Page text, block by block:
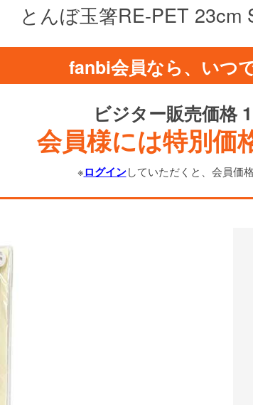
とんぼ玉箸RE-PET 23cm
fanbi会員なら、いつ
ビジター販売価格
会員様には特別価
※ログインしていただくと、会員価